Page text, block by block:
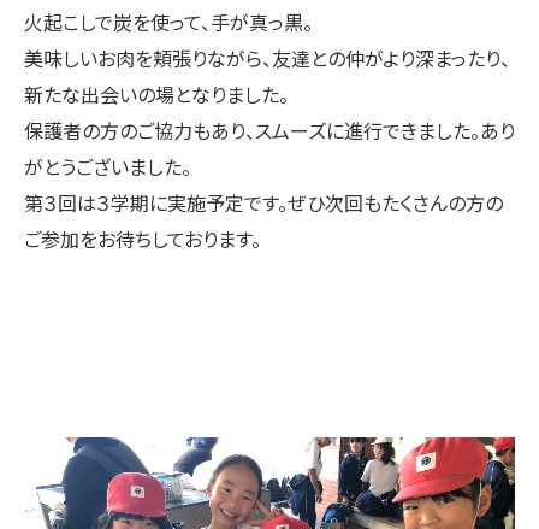
火起こしで炭を使って、手が真っ黒。
美味しいお肉を頬張りながら、友達との仲がより深まったり、
新たな出会いの場となりました。
保護者の方のご協力もあり、スムーズに進行できました。あり
がとうございました。
第３回は３学期に実施予定です。ぜひ次回もたくさんの方の
ご参加をお待ちしております。